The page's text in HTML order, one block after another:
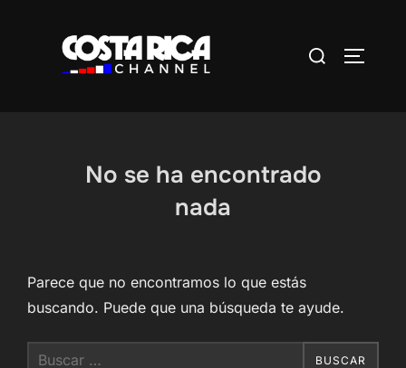
contenido
Buscar:
No se ha encontrado
nada
Parece que no encontramos lo que estás
buscando. Puede que una búsqueda te ayude.
Buscar: BUSCAR